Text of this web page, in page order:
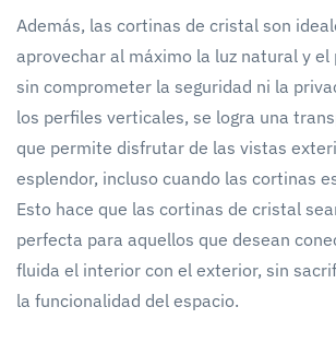
Además, las cortinas de cristal son
aprovechar al máximo la luz natural y el
sin comprometer la seguridad ni la
los perfiles verticales, se logra una
que permite disfrutar de las vistas
esplendor, incluso cuando las cortinas
Esto hace que las cortinas de cristal
perfecta para aquellos que desean
fluida el interior con el exterior, sin
la funcionalidad del espacio.